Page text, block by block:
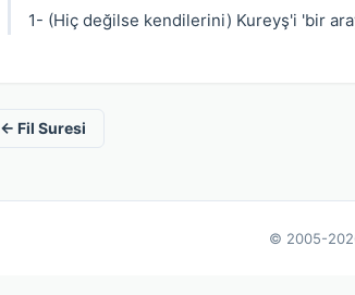
1- (Hiç değilse kendilerini) Kureyş'i 'bir
← Fil Suresi
© 2005-